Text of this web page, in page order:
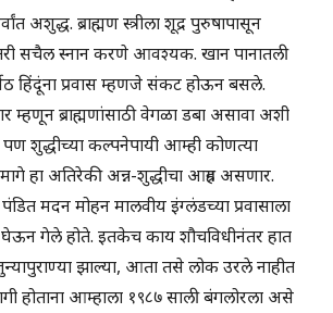
ब्राह्मण स्त्रीला शूद्र पुरुषापासून
सचैल स्नान करणे आवश्यक. खान पानातली
हिंदूंना प्रवास म्हणजे संकट होऊन बसले.
म्हणून ब्राह्मणांसाठी वेगळा डबा असावा अशी
शुद्धीच्या कल्पनेपायी आम्ही कोणत्या
हा अतिरेकी अन्न-शुद्धीचा आग्रह असणार.
मदन मोहन मालवीय इंग्लंडच्या प्रवासाला
गेले होते. इतकेच काय शौचविधीनंतर हात
जुन्यापुराण्या झाल्या, आता तसे लोक उरले नाहीत
होताना आम्हाला १९८७ साली बंगलोरला असे